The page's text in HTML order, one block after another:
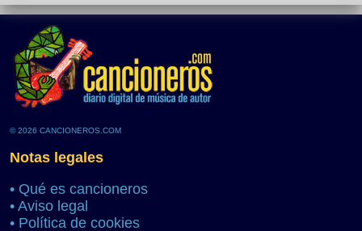
© 2026 CANCIONEROS.COM
Notas legales
• Qué es cancioneros
• Aviso legal
• Política de cookies